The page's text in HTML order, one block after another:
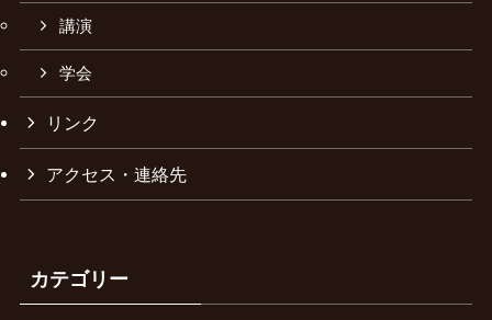
講演
学会
リンク
アクセス・連絡先
カテゴリー